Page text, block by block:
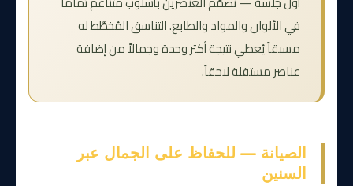
في الألوان والمواد والطابع. التناسق المُخطَّط له
مسبقاً يُعطي نتيجة أكثر وحدة وجمالاً من إضافة
عناصر مستقلة لاحقاً.
الصيانة — للحفاظ على الجمال عبر
السنين